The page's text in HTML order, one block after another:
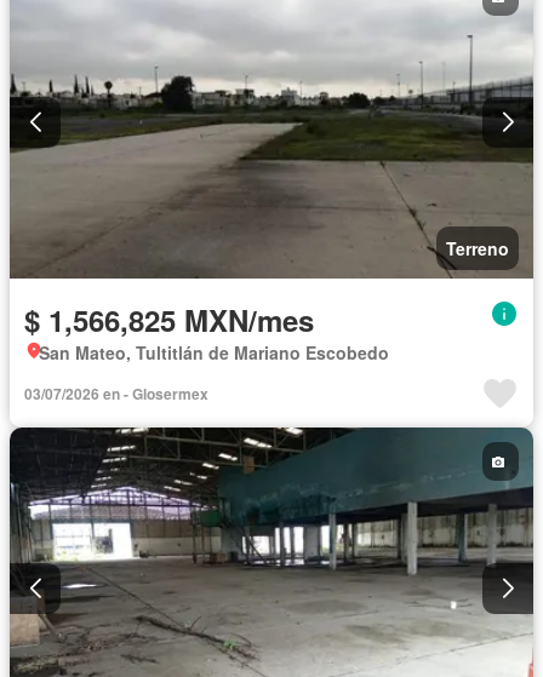
Terreno
$ 1,566,825 MXN/mes
San Mateo, Tultitlán de Mariano Escobedo
03/07/2026 en - Glosermex